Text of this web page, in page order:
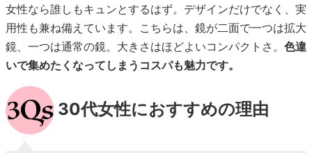
女性なら誰しもキュンとするはず。デザインだけでなく、実
用性も兼ね備えています。こちらは、鏡が二面で一つは拡大
鏡、一つは通常の鏡。大きさはほどよいコンパクトさ。 色違
いで集めたくなってしまうコスパも魅力です。
30代女性におすすめの理由